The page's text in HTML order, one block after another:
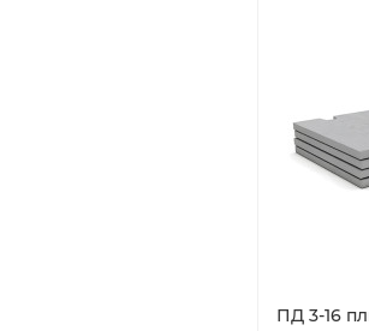
ПД 3-16